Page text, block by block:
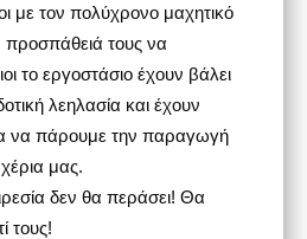
με τον πολύχρονο μαχητικό
προσπάθειά τους να
το εργοστάσιο έχουν βάλει
λεηλασία και έχουν
να πάρουμε την παραγωγή
μας.
δεν θα περάσει! Θα
τους!